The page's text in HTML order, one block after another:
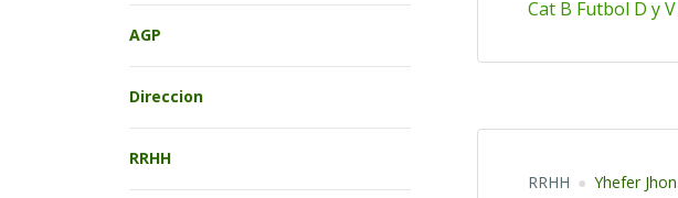
Cat B Futbol D y V
RRHH Yhefer
AGP
Direccion
RRHH